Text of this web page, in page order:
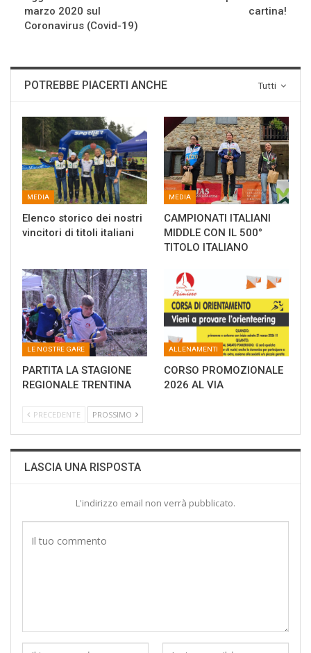
marzo 2020 sul
Coronavirus (Covid-19)
cartina!
Tutti
POTREBBE PIACERTI ANCHE
MEDIA
Elenco storico dei nostri
vincitori di titoli italiani
MEDIA
CAMPIONATI ITALIANI
MIDDLE CON IL 500°
TITOLO ITALIANO
LE NOSTRE GARE
PARTITA LA STAGIONE
REGIONALE TRENTINA
ALLENAMENTI
CORSO PROMOZIONALE
2026 AL VIA
PRECEDENTE PROSSIMO
LASCIA UNA RISPOSTA
L'indirizzo email non verrà pubblicato.